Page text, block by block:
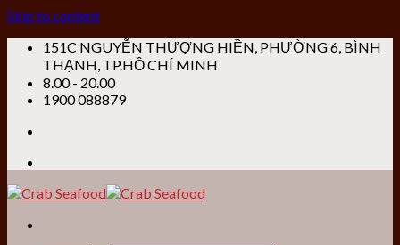
Skip to content
151C NGUYỄN THƯỢNG HIỀN, PHƯỜNG 6, BÌNH
THẠNH, TP.HỒ CHÍ MINH
8.00 - 20.00
1900 088879